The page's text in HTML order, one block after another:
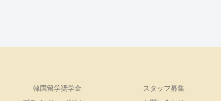
韓国留学奨学金
スタッフ募集